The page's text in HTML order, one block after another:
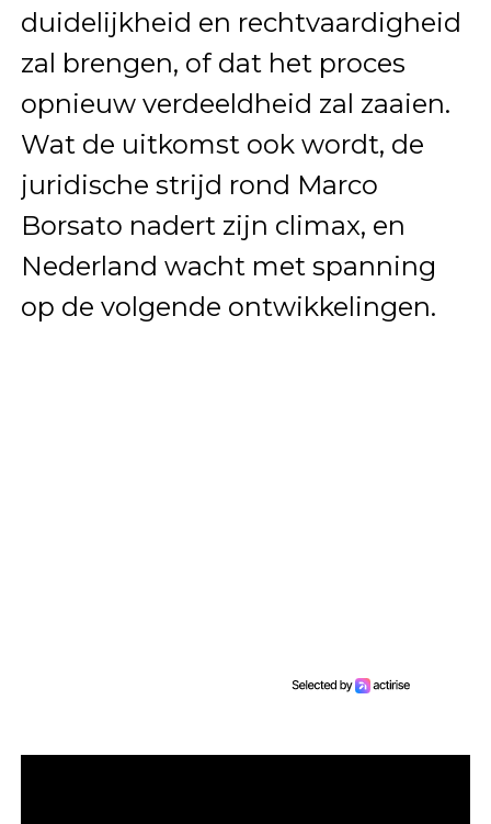
duidelijkheid en rechtvaardigheid
zal brengen, of dat het proces
opnieuw verdeeldheid zal zaaien.
Wat de uitkomst ook wordt, de
juridische strijd rond Marco
Borsato nadert zijn climax, en
Nederland wacht met spanning
op de volgende ontwikkelingen.